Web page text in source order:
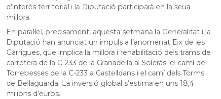
d’interès territorial i la Diputació participarà en la seua
millora.
En paral·lel, precisament, aquesta setmana la Generalitat i la
Diputació han anunciat un impuls a l’anomenat Eix de les
Garrigues, que implica la millora i rehabilitació dels trams de
carretera de la C-233 de la Granadella al Soleràs; el camí de
Torrebesses de la C-233 a Castelldans i el camí dels Torms
de Bellaguarda. La inversió global s’estima en uns 18,4
milions d’euros.